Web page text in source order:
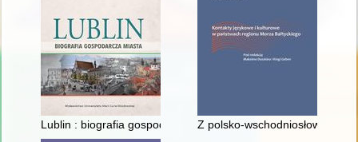
Lublin : biografia gospodarcza miasta
Z polsko-